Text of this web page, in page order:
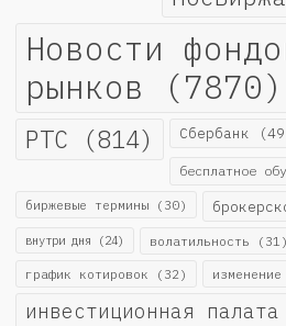
Новости
рынков (7870)
РТС (814) Сбербанк
бесплатное
биржевые термины (30)
внутри дня (24) волатильность (31)
график котировок (32)
инвестиционная палата